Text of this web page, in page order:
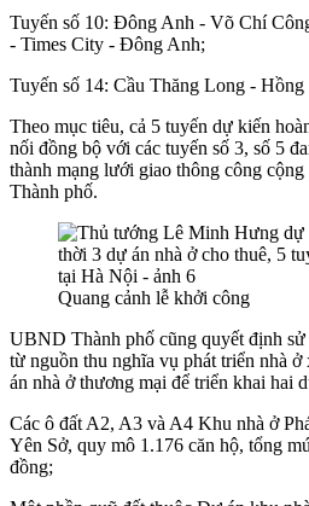
Tuyến số 10: Đông Anh - Võ Chí
- Times City - Đông Anh;
Tuyến số 14: Cầu Thăng Long -
Theo mục tiêu, cả 5 tuyến dự kiến
nối đồng bộ với các tuyến số 3, số 5
thành mạng lưới giao thông công
Thành phố.
Quang cảnh lễ khởi công
UBND Thành phố cũng quyết định
từ nguồn thu nghĩa vụ phát triển nhà ở
án nhà ở thương mại để triển khai hai
Các ô đất A2, A3 và A4 Khu nhà ở
Yên Sở, quy mô 1.176 căn hộ, tổng
đồng;